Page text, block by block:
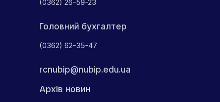
(0362) 26-59-23
Головний бухгалтер
(0362) 62-35-47
rcnubip@nubip.edu.ua
Архів новин